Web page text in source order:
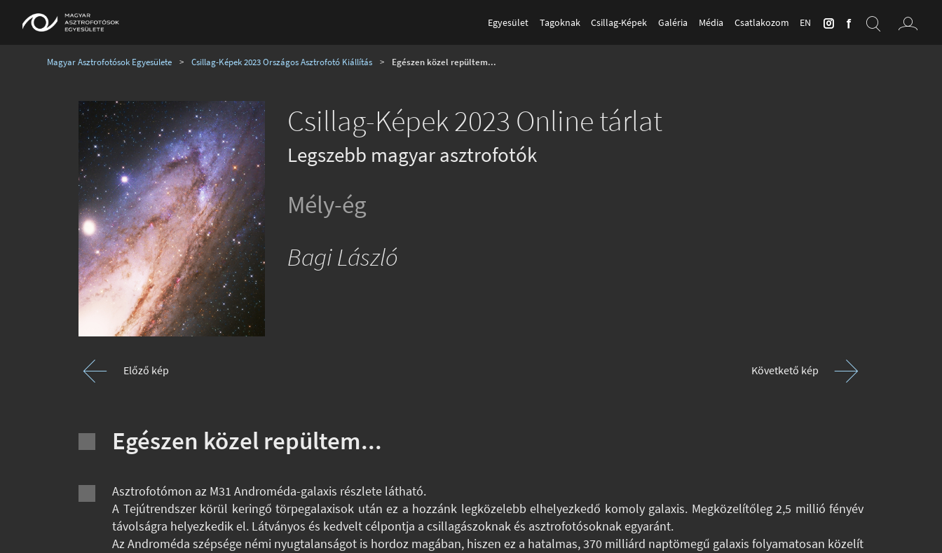
Egyesület Tagoknak Csillag-Képek Galéria Média Csatlakozom EN
Magyar Asztrofotósok Egyesülete > Csillag-Képek 2023 Országos Asztrofotó Kiállítás > Egészen közel repültem...
Csillag-Képek 2023 Online tárlat
Legszebb magyar asztrofotók
Mély-ég
Bagi László
Előző kép Követkető kép
Egészen közel repültem...
Asztrofotómon az M31 Androméda-galaxis részlete látható.
A Tejútrendszer körül keringő törpegalaxisok után ez a hozzánk legközelebb elhelyezkedő komoly galaxis. Megközelítőleg 2,5 millió fényév
távolságra helyezkedik el. Látványos és kedvelt célpontja a csillagászoknak és asztrofotósoknak egyaránt.
Az Androméda szépsége némi nyugtalanságot is hordoz magában, hiszen ez a hatalmas, 370 milliárd naptömegű galaxis folyamatosan közelít